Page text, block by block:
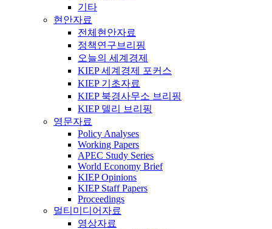
기타
현안자료
전체현안자료
정책연구브리핑
오늘의 세계경제
KIEP 세계경제 포커스
KIEP 기초자료
KIEP 북경사무소 브리핑
KIEP 델리 브리핑
영문자료
Policy Analyses
Working Papers
APEC Study Series
World Economy Brief
KIEP Opinions
KIEP Staff Papers
Proceedings
멀티미디어자료
영상자료